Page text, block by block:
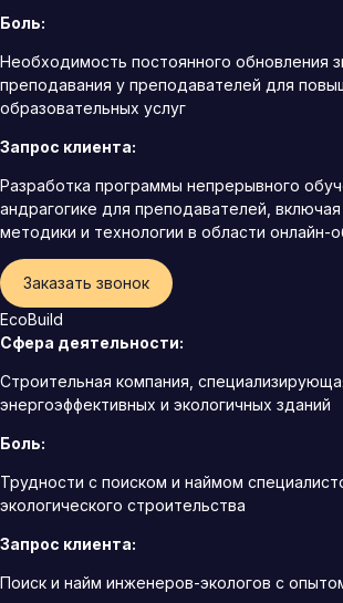
Боль:
Необходимость постоянного обновления
преподавания у преподавателей для
образовательных услуг
Запрос клиента:
Разработка программы непрерывного
андрагогике для преподавателей,
методики и технологии в области онлайн-
Заказать звонок
EcoBuild
Сфера деятельности:
Строительная компания,
энергоэффективных и экологичных зданий
Боль:
Трудности с поиском и наймом
экологического строительства
Запрос клиента:
Поиск и найм инженеров-экологов с